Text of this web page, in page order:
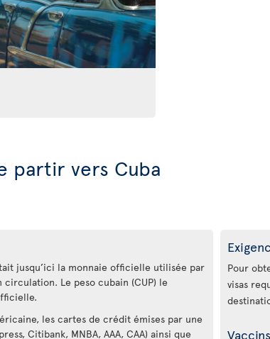
partir vers Cuba
jusqu’ici la monnaie officielle utilisée par
circulation. Le peso cubain (CUP) le
les cartes de crédit émises par une
Citibank, MNBA, AAA, CAA) ainsi que
Pour
visas
Vaccins